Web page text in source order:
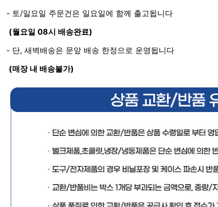
- 토/일요일 주문건은 일요일에 함께 출고됩니다
(월요일 08시 배송완료)
- 단, 새벽배송은 문앞 배송 한정으로 운영됩니다
(매장 내 배송불가)